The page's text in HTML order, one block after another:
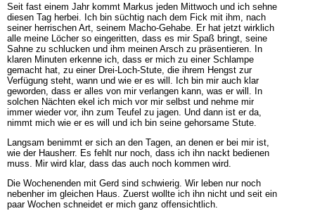
Seit fast einem Jahr kommt Markus jeden Mittwoch und ich sehne
diesen Tag herbei. Ich bin süchtig nach dem Fick mit ihm, nach
seiner herrischen Art, seinem Macho-Gehabe. Er hat jetzt wirklich
alle meine Löcher so eingeritten, dass es mir Spaß bringt, seine
Sahne zu schlucken und ihm meinen Arsch zu präsentieren. In
klaren Minuten erkenne ich, dass er mich zu einer Schlampe
gemacht hat, zu einer Drei-Loch-Stute, die ihrem Hengst zur
Verfügung steht, wann und wie er es will. Ich bin mir auch klar
geworden, dass er alles von mir verlangen kann, was er will. In
solchen Nächten ekel ich mich vor mir selbst und nehme mir
immer wieder vor, ihn zum Teufel zu jagen. Und dann ist er da,
nimmt mich wie er es will und ich bin seine gehorsame Stute.
Langsam benimmt er sich an den Tagen, an denen er bei mir ist,
wie der Hausherr. Es fehlt nur noch, dass ich ihn nackt bedienen
muss. Mir wird klar, dass das auch noch kommen wird.
Die Wochenenden mit Gerd sind schwierig. Wir leben nur noch
nebenher im gleichen Haus. Zuerst wollte ich ihn nicht und seit ein
paar Wochen schneidet er mich ganz offensichtlich.